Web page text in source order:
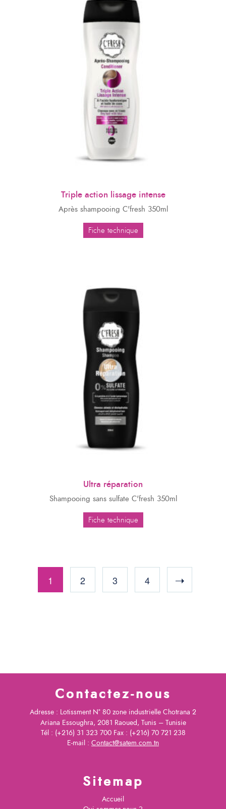
Triple action lissage intense
Après shampooing C'fresh 350ml
Fiche technique
Ultra réparation
Shampooing sans sulfate C'fresh 350ml
Fiche technique
1 2 3 4
Contactez-nous
Adresse : Lotissment N° 80 zone industrielle Chotrana 2
Ariana Essoughra, 2081 Raoued, Tunis – Tunisie
Tél : (+216) 31 323 700 Fax : (+216) 70 721 238
E-mail : Contact@satem.com.tn
Sitemap
Accueil